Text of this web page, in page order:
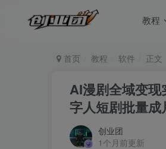
教程
首页 教程 软件 正文
AI漫剧全域变
字人短剧批量成
创业团
1个月前更新